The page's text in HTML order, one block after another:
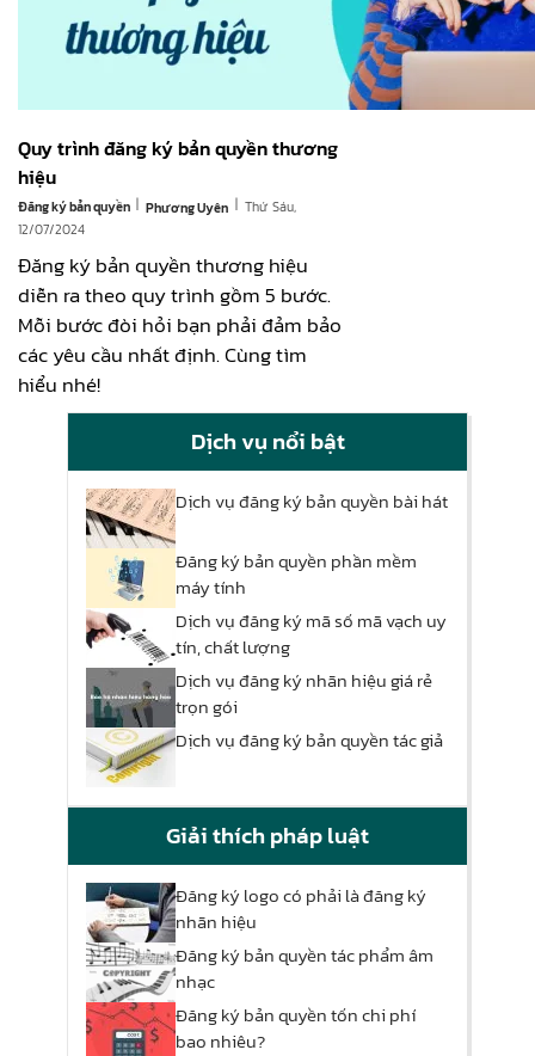
Quy trình đăng ký bản quyền thương
hiệu
Đăng ký bản quyền | Phương Uyên | Thứ Sáu,
12/07/2024
Đăng ký bản quyền thương hiệu
diễn ra theo quy trình gồm 5 bước.
Mỗi bước đòi hỏi bạn phải đảm bảo
các yêu cầu nhất định. Cùng tìm
hiểu nhé!
Dịch vụ nổi bật
Dịch vụ đăng ký bản quyền bài hát
Đăng ký bản quyền phần mềm
máy tính
Dịch vụ đăng ký mã số mã vạch uy
tín, chất lượng
Dịch vụ đăng ký nhãn hiệu giá rẻ
trọn gói
Dịch vụ đăng ký bản quyền tác giả
Giải thích pháp luật
Đăng ký logo có phải là đăng ký
nhãn hiệu
Đăng ký bản quyền tác phẩm âm
nhạc
Đăng ký bản quyền tốn chi phí
bao nhiêu?